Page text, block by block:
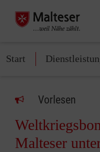
Start
Vorlesen
Malteser